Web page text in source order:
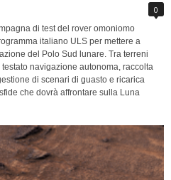
0
di test del rover omoniomo
italiano ULS per mettere a
del Polo Sud lunare. Tra terreni
navigazione autonoma, raccolta
di scenari di guasto e ricarica
che dovrà affrontare sulla Luna